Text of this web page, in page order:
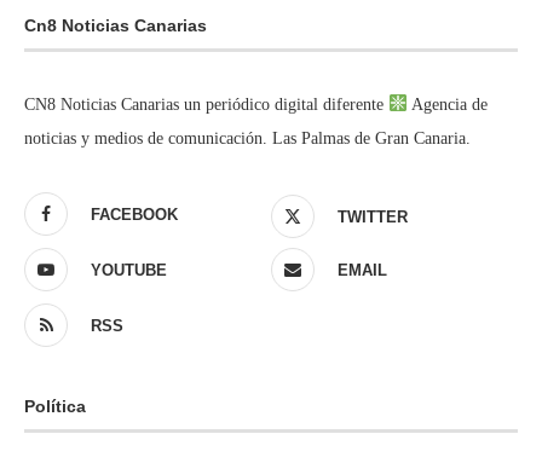
Cn8 Noticias Canarias
CN8 Noticias Canarias un periódico digital diferente
Agencia de
noticias y medios de comunicación. Las Palmas de Gran Canaria.
FACEBOOK TWITTER
YOUTUBE EMAIL
RSS
Política